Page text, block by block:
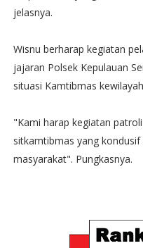
jelasnya.
Wisnu berharap kegiatan
jajaran Polsek Kepulauan
situasi Kamtibmas
"Kami harap kegiatan
sitkamtibmas yang
masyarakat". Pungkasnya.